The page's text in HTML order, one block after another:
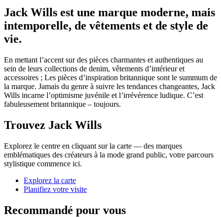
Jack Wills est une marque moderne, mais
intemporelle, de vêtements et de style de
vie.
En mettant l’accent sur des pièces charmantes et authentiques au
sein de leurs collections de denim, vêtements d’intérieur et
accessoires ; Les pièces d’inspiration britannique sont le summum de
la marque. Jamais du genre à suivre les tendances changeantes, Jack
Wills incarne l’optimisme juvénile et l’irrévérence ludique. C’est
fabuleusement britannique – toujours.
Trouvez Jack Wills
Explorez le centre en cliquant sur la carte — des marques
emblématiques des créateurs à la mode grand public, votre parcours
stylistique commence ici.
Explorez la carte
Planifiez votre visite
Recommandé pour vous